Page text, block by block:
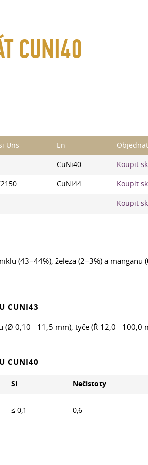
CUNI40
Uns En Objednat
CuNi40 Koupit
CuNi44 Koupit
Koupit
(43−44%), železa (2−3%) a
CUNI43
0,10 - 11,5 mm), tyče (Ř 12,0 -
CUNI40
Si Nečistoty
≤ 0,1 0,6